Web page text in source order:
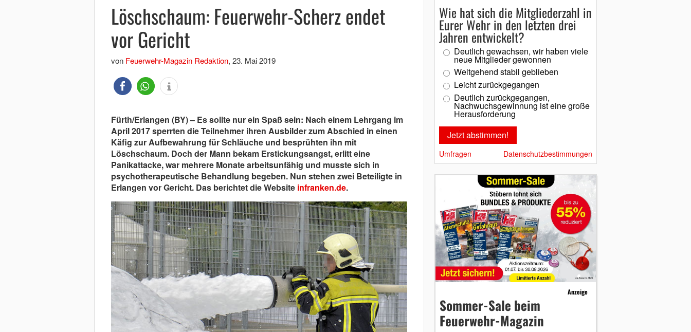
Löschschaum: Feuerwehr-Scherz endet
vor Gericht
von Feuerwehr-Magazin Redaktion, 23. Mai 2019
Fürth/Erlangen (BY) – Es sollte nur ein Spaß sein: Nach einem Lehrgang im
April 2017 sperrten die Teilnehmer ihren Ausbilder zum Abschied in einen
Käfig zur Aufbewahrung für Schläuche und besprühten ihn mit
Löschschaum. Doch der Mann bekam Erstickungsangst, erlitt eine
Panikattacke, war mehrere Monate arbeitsunfähig und musste sich in
psychotherapeutische Behandlung begeben. Nun stehen zwei Beteiligte in
Erlangen vor Gericht. Das berichtet die Website infranken.de.
Wie hat sich die Mitgliederzahl in
Eurer Wehr in den letzten drei
Jahren entwickelt?
Deutlich gewachsen, wir haben viele
neue Mitglieder gewonnen
Weitgehend stabil geblieben
Leicht zurückgegangen
Deutlich zurückgegangen,
Nachwuchsgewinnung ist eine große
Herausforderung
Umfragen Datenschutzbestimmungen
Anzeige
Sommer-Sale beim
Feuerwehr-Magazin